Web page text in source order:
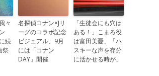
々
続
祭
名探偵コナン×Jリ
ーグのコラボ記念
ビジュアル、9月
には「コナン
DAY」開催
「生徒会にも穴は
ある！」こまろ役
は富田美憂、「ハ
スキーな声を存分
に活かせる時が」